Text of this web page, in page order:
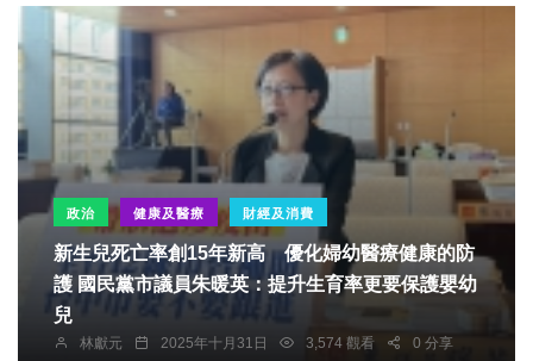
政治 健康及醫療 財經及消費
新生兒死亡率創15年新高 優化婦幼醫療健康的防
護 國民黨市議員朱暖英：提升生育率更要保護嬰幼
兒
林獻元 2025年十月31日 3,574 觀看 0 分享